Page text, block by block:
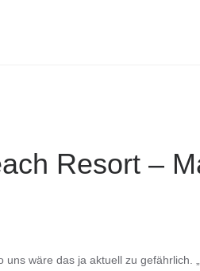
Resort –
uns wäre das ja aktuell zu